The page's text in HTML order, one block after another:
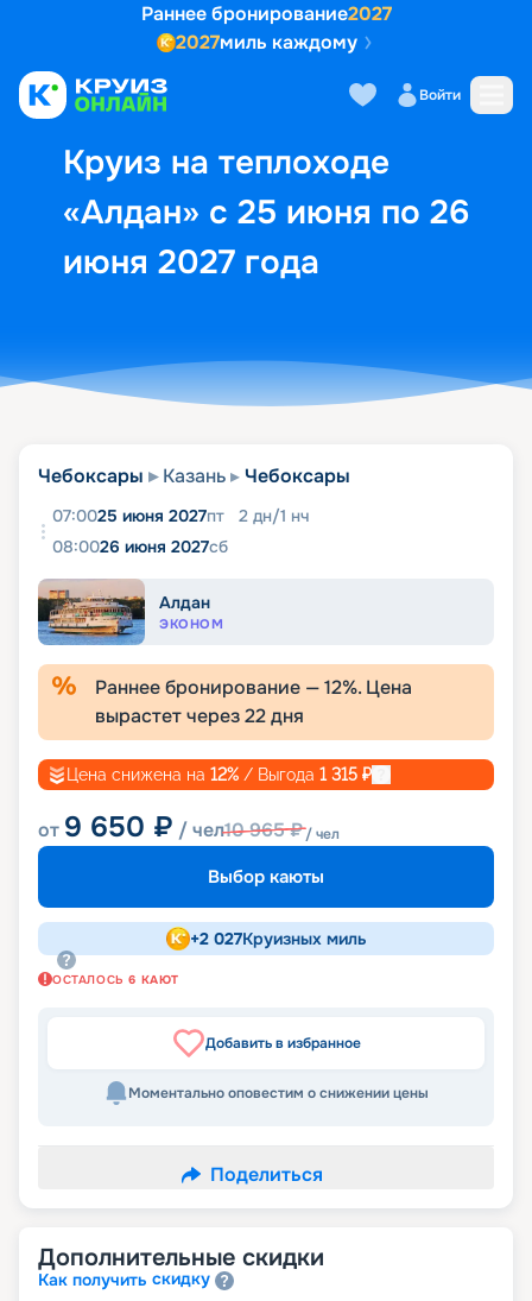
Раннее бронирование2027
2027миль каждому
Войти
Круиз на теплоходе
«Алдан» с 25 июня по 26
июня 2027 года
Выбор кают Маршрут и
Чебоксары Казань Чебоксары
07:0025 июня 2027пт 2 дн/1 нч
08:0026 июня 2027сб
Алдан
ЭКОНОМ
Раннее бронирование —12%. Цена
вырастет через22дня
Цена снижена на 12% / Выгода 1 315 ₽
от 9 650 ₽ / чел10 965₽/ чел
Выбор каюты
+2 027Круизных миль
ОСТАЛОСЬ 6 КАЮТ
Добавить в избранное
Моментально оповестим о снижении цены
Поделиться
Дополнительные скидки
Как получить скидку